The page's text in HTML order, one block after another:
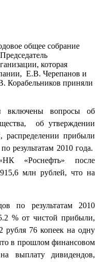
общее собрание
которая
Е.В. Черепанов и
Корабельников приняли
включены вопросы об
об утверждении
распределении прибыли
результатам 2010 года.
«Роснефть» после
млн рублей, что на
по результатам 2010
% от чистой прибыли,
76 копеек на одну
в прошлом финансовом
дивидендов,